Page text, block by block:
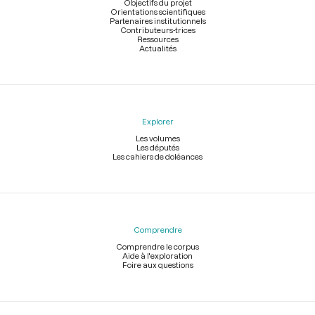
Objectifs du projet
Orientations scientifiques
Partenaires institutionnels
Contributeurs-trices
Ressources
Actualités
Explorer
Les volumes
Les députés
Les cahiers de doléances
Comprendre
Comprendre le corpus
Aide à l'exploration
Foire aux questions